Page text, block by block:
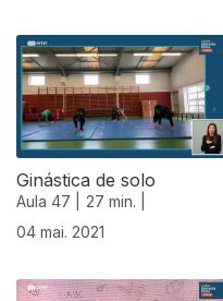
Ginástica de solo
Aula 47 |
27 min. |
04 mai. 2021
542350